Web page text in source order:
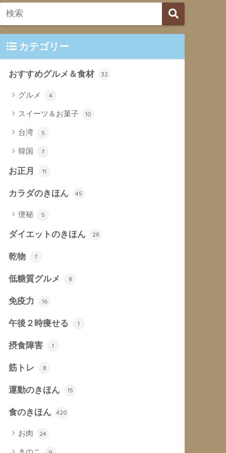
カテゴリー
おすすめグルメ＆食材 32
グルメ 4
スイーツ＆お菓子 10
台湾 5
韓国 7
お正月 11
カラダのきほん 45
便秘 5
ダイエットのきほん 28
乾物 7
低糖質グルメ 8
免疫力 16
午後２時痩せる 1
摂食障害 1
筋トレ 8
運動のきほん 15
食のきほん 420
お肉 24